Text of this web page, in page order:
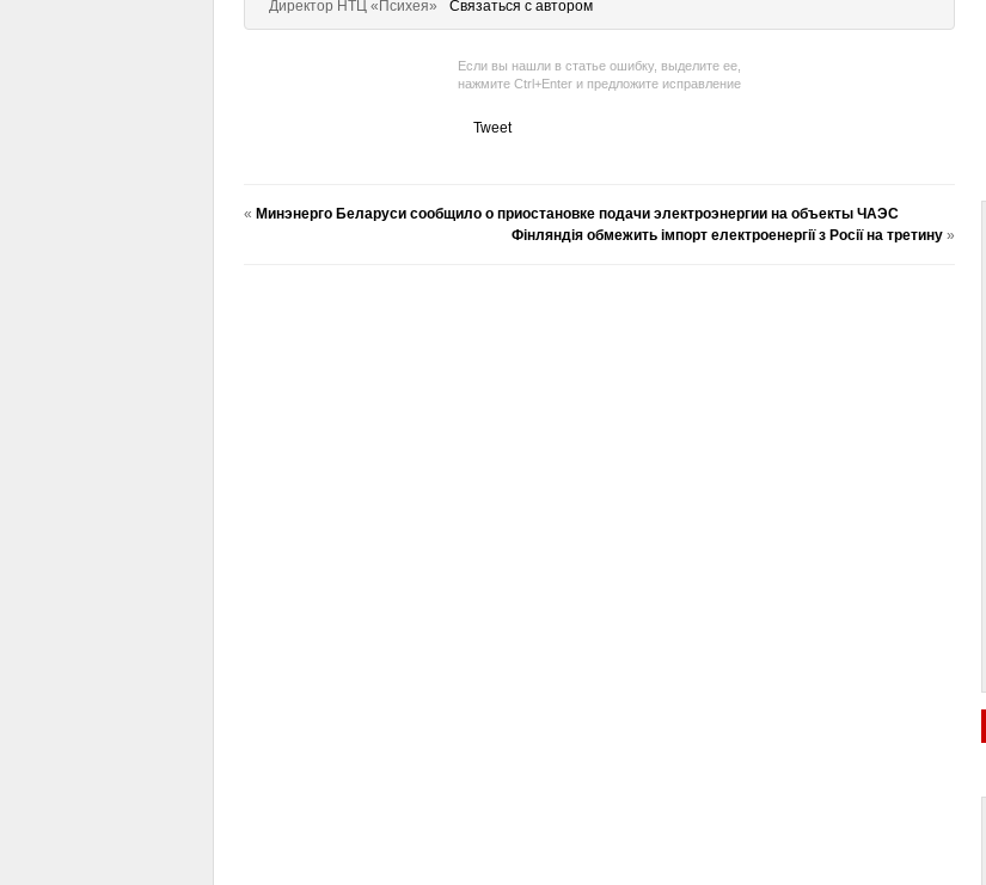
Директор НТЦ «Психея»
Связаться с автором
Если вы нашли в статье ошибку, выделите ее,
нажмите Ctrl+Enter и предложите исправление
Tweet
« Минэнерго Беларуси сообщило о приостановке подачи электроэнергии на объекты ЧАЭС
Фінляндія обмежить імпорт електроенергії з Росії на третину»